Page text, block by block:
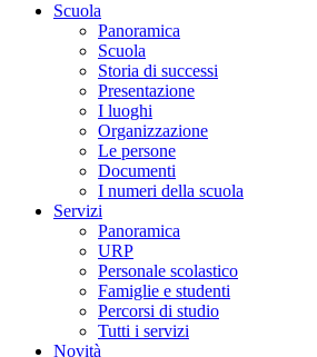
Scuola
Panoramica
Scuola
Storia di successi
Presentazione
I luoghi
Organizzazione
Le persone
Documenti
I numeri della scuola
Servizi
Panoramica
URP
Personale scolastico
Famiglie e studenti
Percorsi di studio
Tutti i servizi
Novità